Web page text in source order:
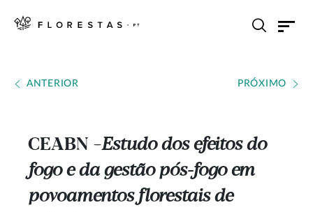
ANTERIOR PRÓXIMO
CEABN --- Estudo dos efeitos do
fogo e da gestão pós-fogo em
povoamentos florestais de